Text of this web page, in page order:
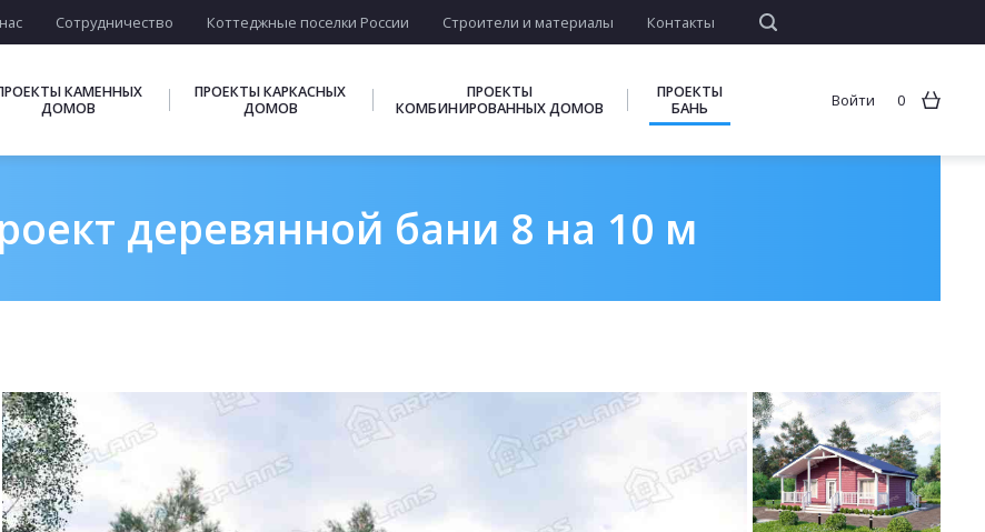
Сотрудничество Коттеджные поселки России Строители и материалы Контакты
КАМЕННЫХ
ДОМОВ
ПРОЕКТЫ КАРКАСНЫХ
ДОМОВ
ПРОЕКТЫ
КОМБИНИРОВАННЫХ ДОМОВ
ПРОЕКТЫ
БАНЬ
Войти 0
деревянной бани 8 на 10 м